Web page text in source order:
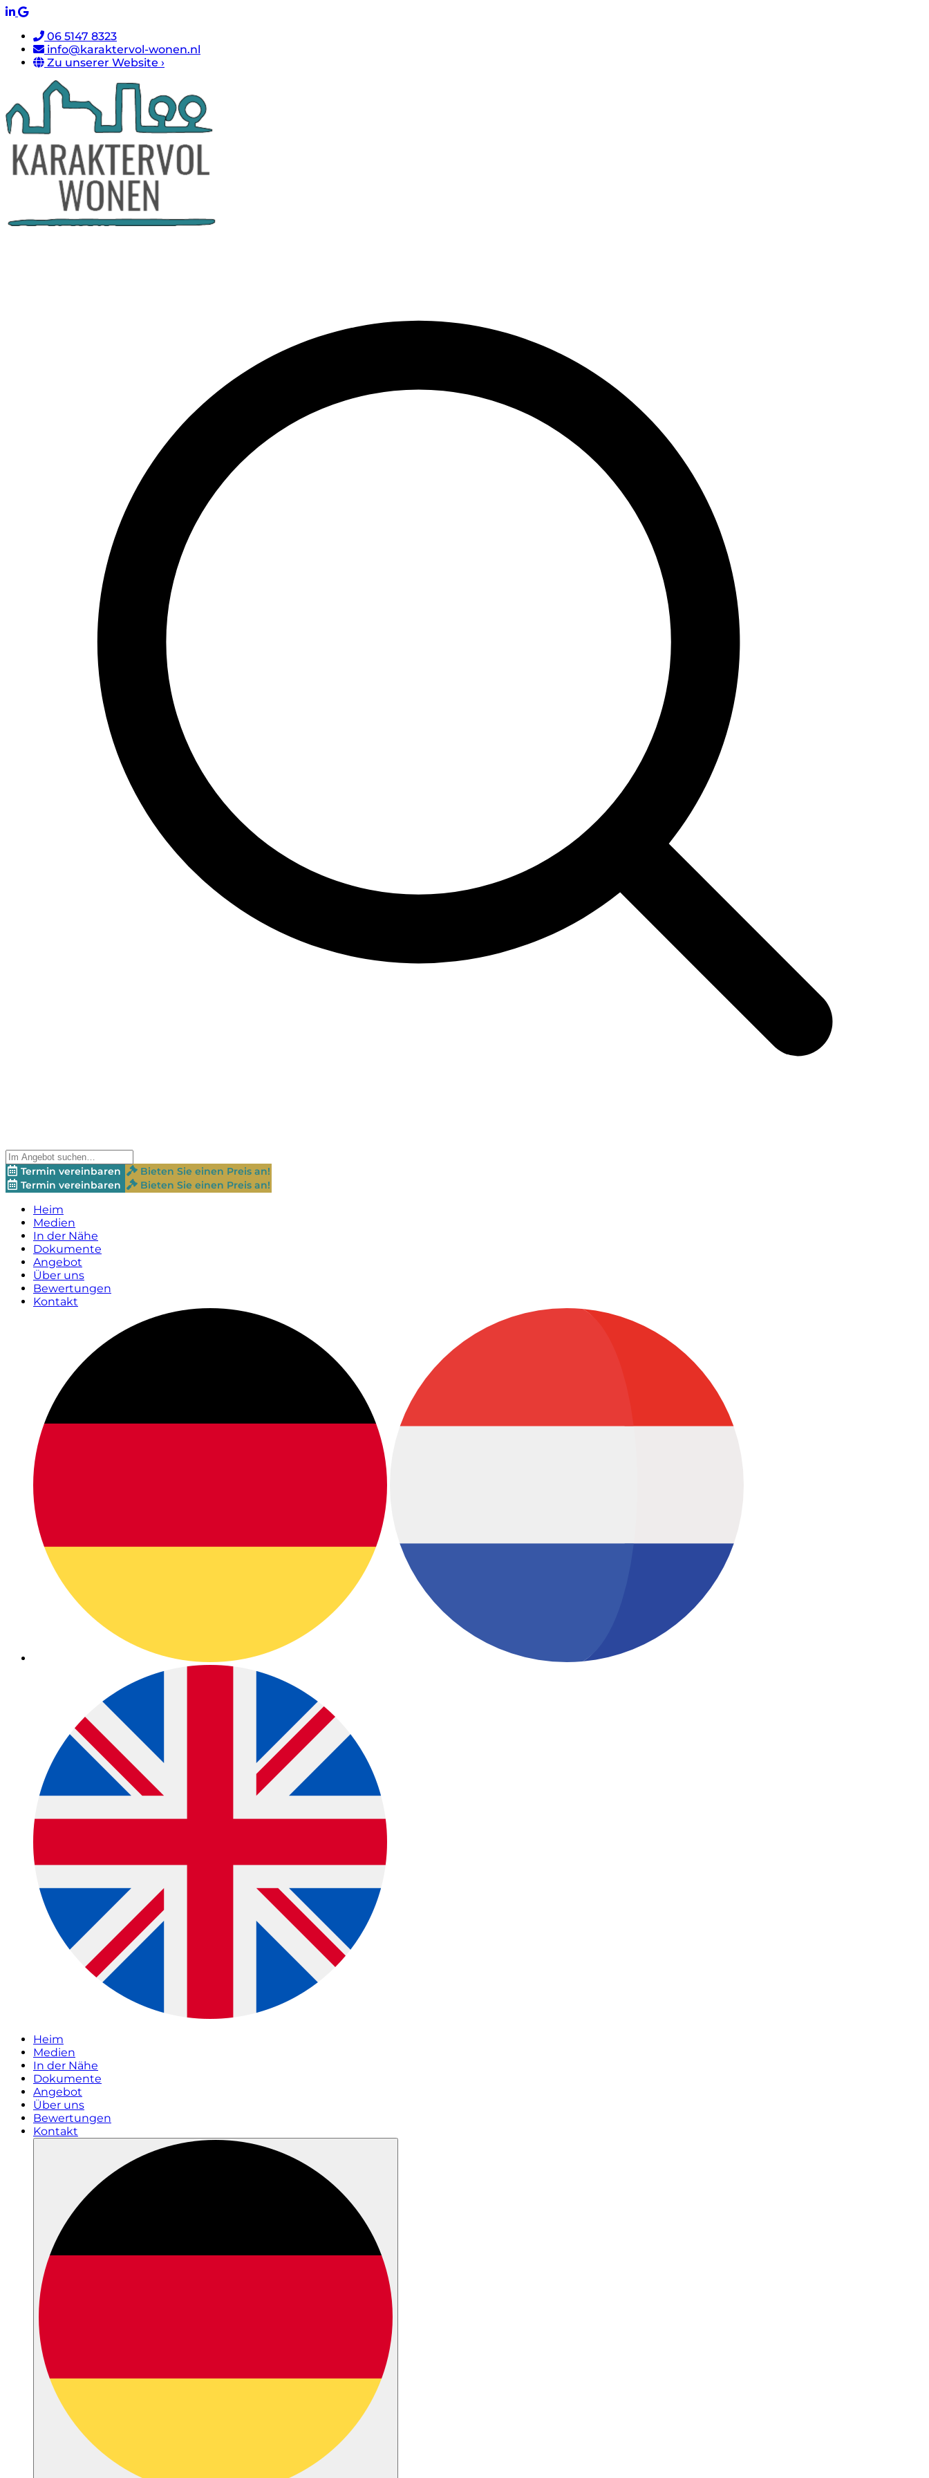
06 5147 8323
info@karaktervol-wonen.nl
Zu unserer Website ›
Termin vereinbaren
Bieten Sie einen Preis an!
Termin vereinbaren
Bieten Sie einen Preis an!
Heim
Medien
In der Nähe
Dokumente
Angebot
Über uns
Bewertungen
Kontakt
Heim
Medien
In der Nähe
Dokumente
Angebot
Über uns
Bewertungen
Kontakt